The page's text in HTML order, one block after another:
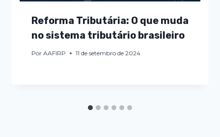
Reforma Tributária: O que muda
no sistema tributário brasileiro
Por AAFIRP 11 de setembro de 2024